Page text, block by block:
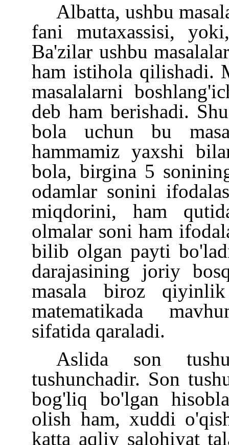
Albatta, ushbu
fani mutaxassisi,
Ba'zilar ushbu
ham istihola qilishadi.
masalalarni
deb ham berishadi.
bola uchun bu
hammamiz yaxshi
bola, birgina 5
odamlar sonini
miqdorini, ham
olmalar soni ham
bilib olgan payti
darajasining joriy
masala biroz
matematikada
sifatida qaraladi.
Aslida son
tushunchadir. Son
bog'liq bo'lgan
olish ham, xuddi
katta aqliy salohiyat